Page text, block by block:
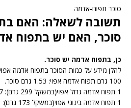
סוכר תפוח-אדמה
תשובה לשאלה: האם
סוכר, האם יש בתפוח
כן, בתפוח אדמה יש סוכר.
להלן מידע על כמות הסוכר בתפוח אדמה
100 גרם תפוח אדמה אפוי: 1.53 גרם סוכר.
1 תפוח אדמה גדול אפוי(במשקל 299 גרם): 4.57 גרם סוכר.
1 תפוח אדמה בינוני אפוי(במשקל 173 גרם): 2.65 גרם סוכר.